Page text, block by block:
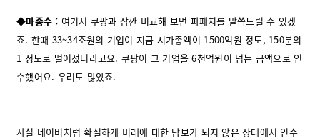
◆마종수 : 여기서 쿠팡과 잠깐 비교해 보면 파페치를 말씀드릴 수 있겠
죠. 한때 33~34조원의 기업이 지금 시가총액이 1500억원 정도, 150분의
1 정도로 떨어졌더라고요. 쿠팡이 그 기업을 6천억원이 넘는 금액으로 인
수했어요. 우려도 많았죠.
사실 네이버처럼확실하게 미래에 대한 담보가 되지 않은 상태에서 인수